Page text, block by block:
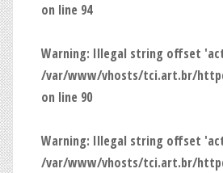
on line 94
Warning: Illegal string offset
/var/www/vhosts/tci.art.br/
on line 90
Warning: Illegal string offset
/var/www/vhosts/tci.art.br/